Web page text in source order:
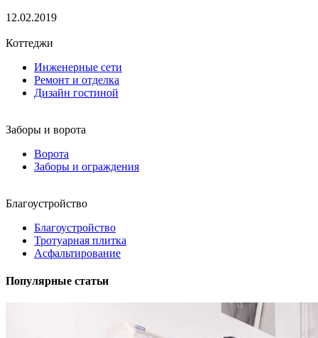
12.02.2019
Коттеджи
Инженерные сети
Ремонт и отделка
Дизайн гостиной
Заборы и ворота
Ворота
Заборы и ограждения
Благоустройство
Благоустройство
Тротуарная плитка
Асфальтирование
Популярные статьи